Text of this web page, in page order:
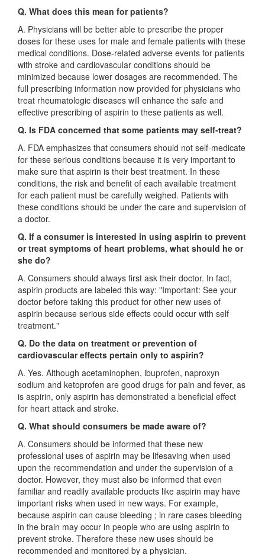
Q. What does this mean for patients?
A. Physicians will be better able to prescribe the proper
doses for these uses for male and female patients with these
medical conditions. Dose-related adverse events for patients
with stroke and cardiovascular conditions should be
minimized because lower dosages are recommended. The
full prescribing information now provided for physicians who
treat rheumatologic diseases will enhance the safe and
effective prescribing of aspirin to these patients as well.
Q. Is FDA concerned that some patients may self-treat?
A. FDA emphasizes that consumers should not self-medicate
for these serious conditions because it is very important to
make sure that aspirin is their best treatment. In these
conditions, the risk and benefit of each available treatment
for each patient must be carefully weighed. Patients with
these conditions should be under the care and supervision of
a doctor.
Q. If a consumer is interested in using aspirin to prevent
or treat symptoms of heart problems, what should he or
she do?
A. Consumers should always first ask their doctor. In fact,
aspirin products are labeled this way: "Important: See your
doctor before taking this product for other new uses of
aspirin because serious side effects could occur with self
treatment."
Q. Do the data on treatment or prevention of
cardiovascular effects pertain only to aspirin?
A. Yes. Although acetaminophen, ibuprofen, naproxyn
sodium and ketoprofen are good drugs for pain and fever, as
is aspirin, only aspirin has demonstrated a beneficial effect
for heart attack and stroke.
Q. What should consumers be made aware of?
A. Consumers should be informed that these new
professional uses of aspirin may be lifesaving when used
upon the recommendation and under the supervision of a
doctor. However, they must also be informed that even
familiar and readily available products like aspirin may have
important risks when used in new ways. For example,
because aspirin can cause bleeding ; in rare cases bleeding
in the brain may occur in people who are using aspirin to
prevent stroke. Therefore these new uses should be
recommended and monitored by a physician.